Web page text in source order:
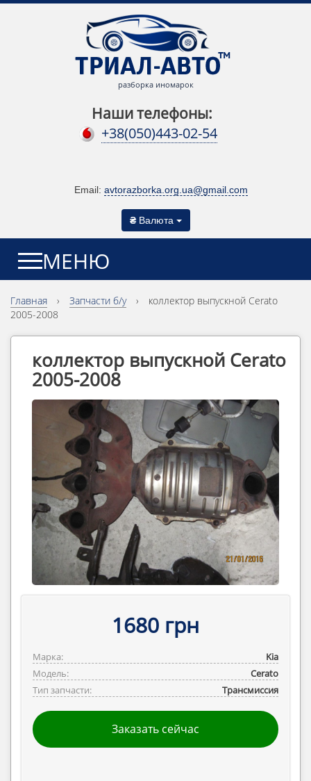
разборка иномарок
Наши телефоны:
+38(050)443-02-54
Email: avtorazborka.org.ua@gmail.com
₴ Валюта
МЕНЮ
Главная › Запчасти б/у ›
коллектор выпускной Cerato
2005-2008
коллектор выпускной Cerato
2005-2008
1680 грн
Марка:
Kia
Модель:
Cerato
Тип запчасти:
Трансмиссия
Заказать сейчас